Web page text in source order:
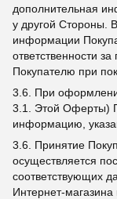
дополнительная
у другой Стороны.
информации
ответственности
Покупателю при
3.6. При
3.1. Этой Оферты)
информацию,
3.6. Принятие
осуществляется
соответствующих
Интернет-